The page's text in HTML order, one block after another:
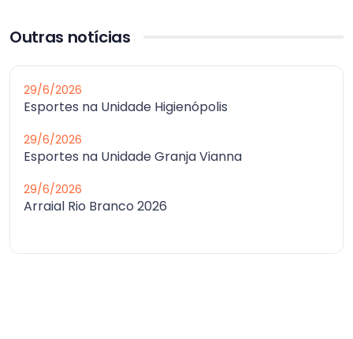
Outras notícias
29/6/2026
Esportes na Unidade Higienópolis
29/6/2026
Esportes na Unidade Granja Vianna
29/6/2026
Arraial Rio Branco 2026